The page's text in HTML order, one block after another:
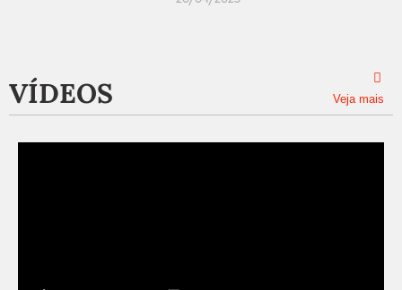
VÍDEOS Veja mais